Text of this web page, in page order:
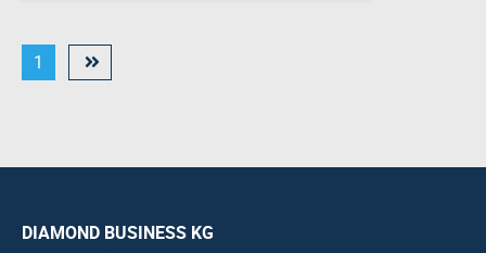
1
DIAMOND BUSINESS KG